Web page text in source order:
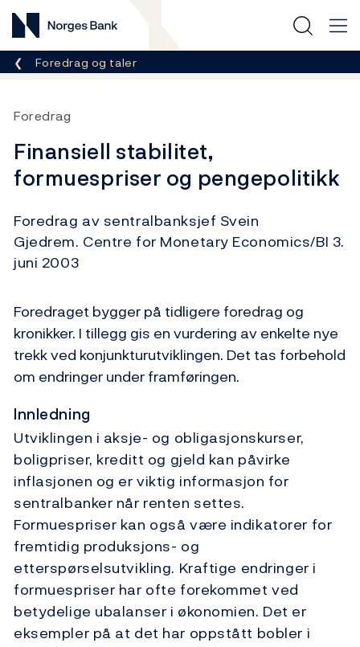
Norges Bank
Her er du nå:
Foredrag og taler
Foredrag
Finansiell stabilitet,
formuespriser og pengepolitikk
Foredrag av sentralbanksjef Svein
Gjedrem. Centre for Monetary Economics/BI 3.
juni 2003
Foredraget bygger på tidligere foredrag og
kronikker. I tillegg gis en vurdering av enkelte nye
trekk ved konjunkturutviklingen. Det tas forbehold
om endringer under framføringen.
Innledning
Utviklingen i aksje- og obligasjonskurser,
boligpriser, kreditt og gjeld kan påvirke
inflasjonen og er viktig informasjon for
sentralbanker når renten settes.
Formuespriser kan også være indikatorer for
fremtidig produksjons- og
etterspørselsutvikling. Kraftige endringer i
formuespriser har ofte forekommet ved
betydelige ubalanser i økonomien. Det er
eksempler på at det har oppstått bobler i